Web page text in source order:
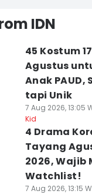
IDN
45 Kostum 17
Agustus
Anak PAUD,
tapi Unik
7 Aug 2026, 13:05
Kid
4 Drama
Tayang
2026, Wajib
Watchlist!
7 Aug 2026, 13:15